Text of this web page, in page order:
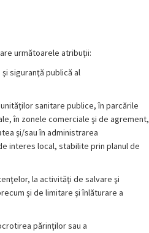
următoarele atribuţii:
siguranţă publică al
sanitare publice, în parcările
în zonele comerciale şi de agrement,
şi/sau în administrarea
interes local, stabilite prin planul de
la activităţi de salvare şi
şi de limitare şi înlăturare a
părinţilor sau a